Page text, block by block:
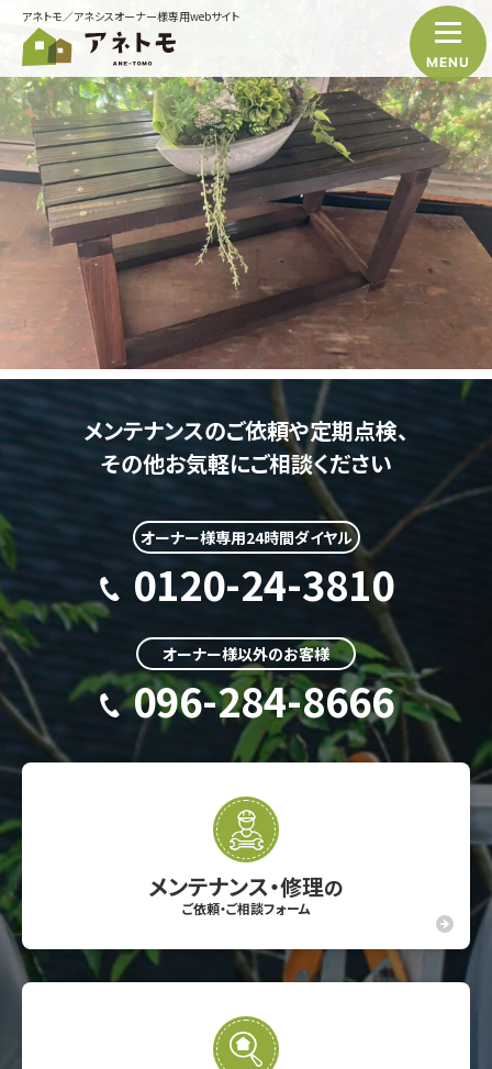
アネトモ／アネシスオーナー様専用webサイト
MENU
メンテナンスのご依頼や定期点検、
その他お気軽にご相談ください
オーナー様専用24時間ダイヤル
0120-24-3810
オーナー様以外のお客様
096-284-8666
メンテナンス・修理の
ご依頼・ご相談フォーム